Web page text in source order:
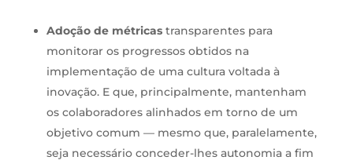
Adoção de métricastransparentes para
monitorar os progressos obtidos na
implementação de uma cultura voltada à
inovação. E que, principalmente, mantenham
os colaboradores alinhados em torno de um
objetivo comum — mesmo que, paralelamente,
seja necessário conceder-lhes autonomia a fim